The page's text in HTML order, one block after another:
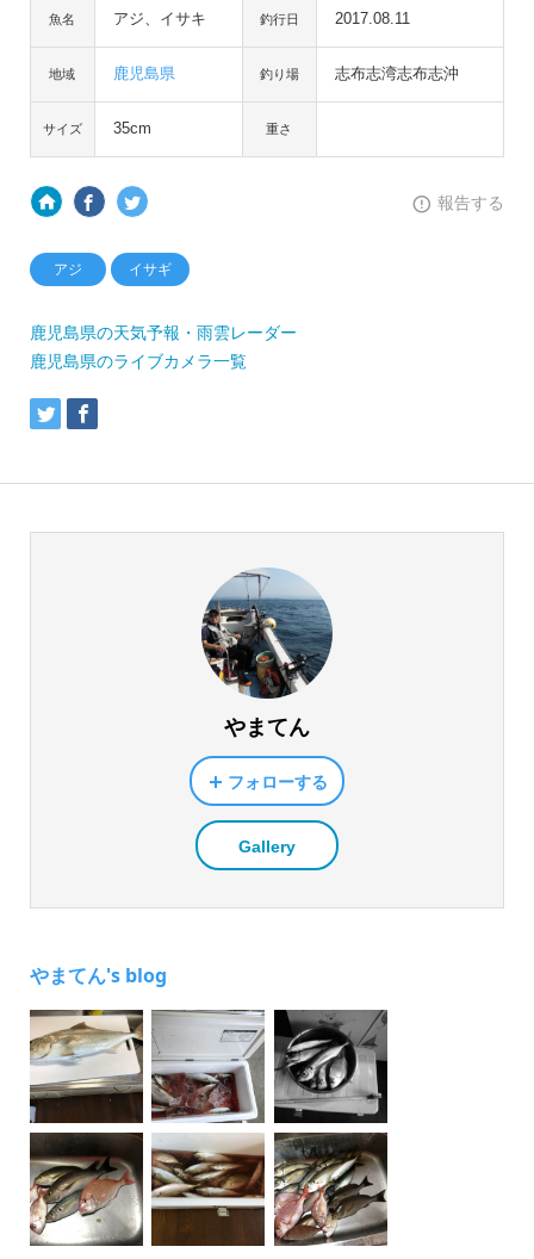
魚名 アジ、イサキ 釣行日 2017.08.11
地域 鹿児島県 釣り場 志布志湾志布志沖
サイズ 35cm 重さ
報告する
アジ イサギ
鹿児島県の天気予報・雨雲レーダー
鹿児島県のライブカメラ一覧
やまてん
フォローする
Gallery
やまてん's blog